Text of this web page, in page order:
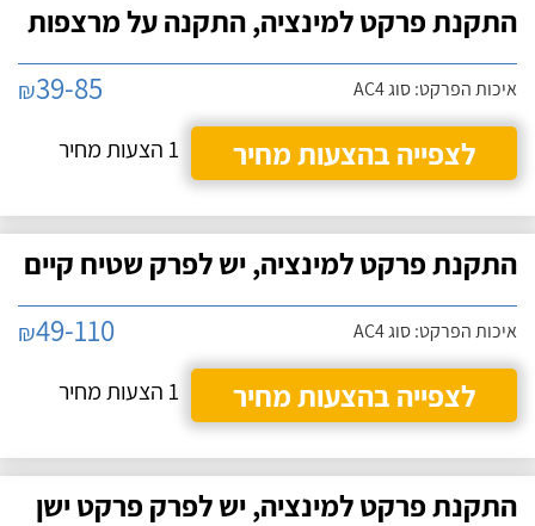
התקנת פרקט למינציה, התקנה על מרצפות
איכות הפרקט: סוג AC4 ₪39-85
לצפייה בהצעות מחיר
1 הצעות מחיר
התקנת פרקט למינציה, יש לפרק שטיח קיים
איכות הפרקט: סוג AC4 ₪49-110
לצפייה בהצעות מחיר
1 הצעות מחיר
התקנת פרקט למינציה, יש לפרק פרקט ישן